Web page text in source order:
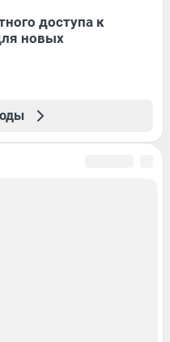
доступа к
новых